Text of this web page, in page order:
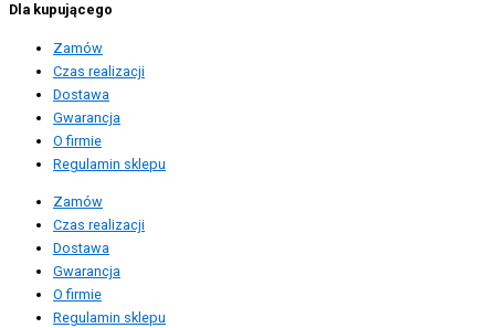
Dla kupującego
Zamów
Czas realizacji
Dostawa
Gwarancja
O firmie
Regulamin sklepu
Zamów
Czas realizacji
Dostawa
Gwarancja
O firmie
Regulamin sklepu